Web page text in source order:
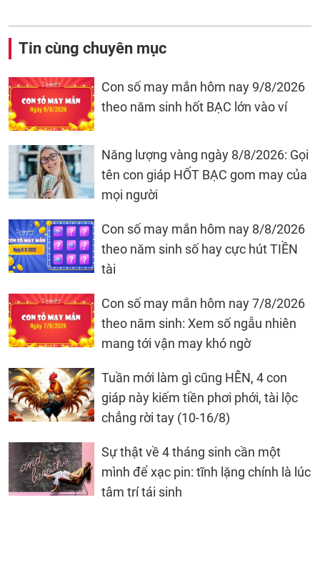
Tin cùng chuyên mục
Con số may mắn hôm nay 9/8/2026
theo năm sinh hốt BẠC lớn vào ví
Năng lượng vàng ngày 8/8/2026: Gọi
tên con giáp HỐT BẠC gom may của
mọi người
Con số may mắn hôm nay 8/8/2026
theo năm sinh số hay cực hút TIỀN
tài
Con số may mắn hôm nay 7/8/2026
theo năm sinh: Xem số ngẫu nhiên
mang tới vận may khó ngờ
Tuần mới làm gì cũng HÊN, 4 con
giáp này kiếm tiền phơi phới, tài lộc
chẳng rời tay (10-16/8)
Sự thật về 4 tháng sinh cần một
mình để xạc pin: tĩnh lặng chính là lúc
tâm trí tái sinh